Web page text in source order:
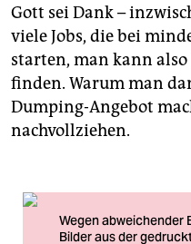
Gott sei Dank –
viele Jobs, die bei
starten, man kann also
finden. Warum man
Dumping-Angebot
nachvollziehen.